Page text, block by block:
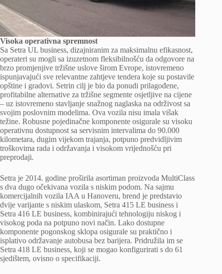
Visoka operativna spremnost
Sa Setra UL business, dizajniranim za maksimalnu efikasnost,
operateri su mogli sa izuzetnom fleksibilnošću da odgovore na
brzo promjenjive tržišne uslove širom Evrope, istovremeno
ispunjavajući sve relevantne zahtjeve tendera koje su postavile
opštine i gradovi. Setrin cilj je bio da ponudi prilagođene,
profitabilne alternative za tržišne segmente osjetljive na cijene
– uz istovremeno stavljanje snažnog naglaska na održivost sa
svojim poslovnim modelima. Ova vozila nisu imala višak
težine. Robusne pojedinačne komponente osigurale su visoku
operativnu dostupnost sa servisnim intervalima do 90.000
kilometara, dugim vijekom trajanja, potpuno predvidljivim
troškovima rada i održavanja i visokom vrijednošću pri
preprodaji.
Setra je 2014. godine proširila asortiman proizvoda MultiClass
s dva dugo očekivana vozila s niskim podom. Na sajmu
komercijalnih vozila IAA u Hanoveru, brend je predstavio
dvije varijante s niskim ulaskom, Setra 415 LE business i
Setra 416 LE business, kombinirajući tehnologiju niskog i
visokog poda na potpuno novi način. Lako dostupne
komponente pogonskog sklopa osigurale su praktično i
isplativo održavanje autobusa bez barijera. Pridružila im se
Setra 418 LE business, koji se mogao konfigurirati s do 61
sjedištem, ovisno o specifikaciji.